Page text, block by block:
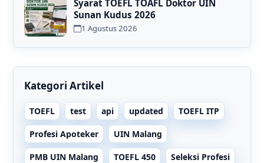
Syarat TOEFL TOAFL Doktor UIN
Sunan Kudus 2026
1 Agustus 2026
Kategori Artikel
TOEFL test api updated TOEFL ITP
Profesi Apoteker UIN Malang
PMB UIN Malang TOEFL 450 Seleksi Profesi